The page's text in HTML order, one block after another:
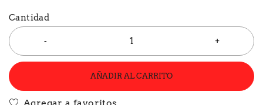
Cantidad
AÑADIR AL CARRITO